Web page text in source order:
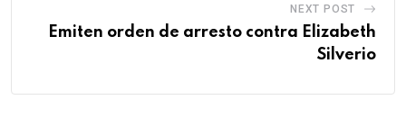
NEXT POST
Emiten orden de arresto contra Elizabeth
Silverio